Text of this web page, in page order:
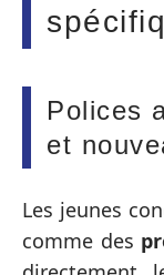
Polices
et
Les jeunes
comme des